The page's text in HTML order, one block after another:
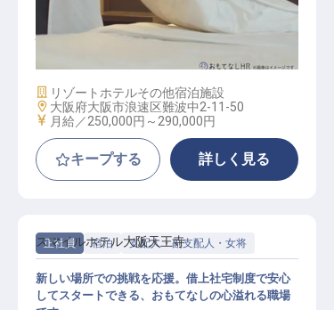
ハウスキーピングスーパーバイザー
施設業態
リゾートホテルその他宿泊施設
勤務地
大阪府大阪市浪速区難波中2-11-50
給与
月給／250,000円～ 290,000円
キープする 詳しく見る
正社員 宿泊 支配人・副支配人・女将
スマイルホテル大阪天王寺
新しい場所での挑戦を応援。借上社宅制度で安心
してスタートできる、おもてなしの心溢れる職場